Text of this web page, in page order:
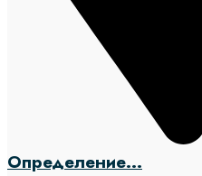
Определение...